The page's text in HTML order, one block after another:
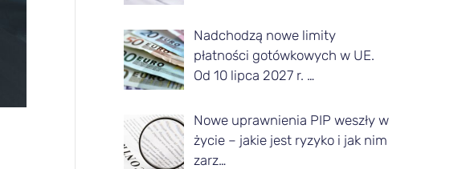
Nadchodzą nowe limity
płatności gotówkowych w UE.
Od 10 lipca 2027 r. …
Nowe uprawnienia PIP weszły w
życie – jakie jest ryzyko i jak nim
zarz…
n
e
g
o
m
i